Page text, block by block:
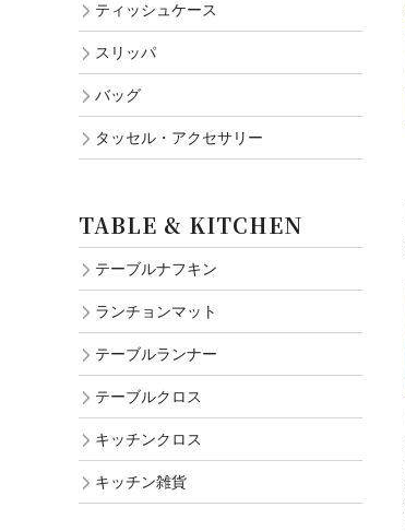
ティッシュケース
スリッパ
バッグ
タッセル・アクセサリー
TABLE & KITCHEN
テーブルナフキン
ランチョンマット
テーブルランナー
テーブルクロス
キッチンクロス
キッチン雑貨